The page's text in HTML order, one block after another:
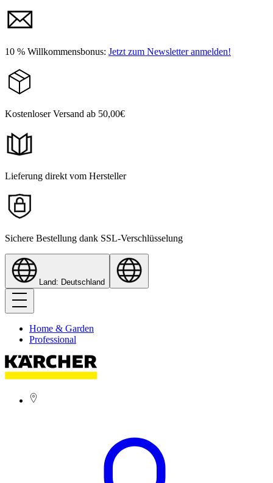
10 % Willkommensbonus: Jetzt zum Newsletter anmelden!
Kostenloser Versand ab 50,00€
Lieferung direkt vom Hersteller
Sichere Bestellung dank SSL-Verschlüsselung
Land: Deutschland
Home & Garden
Professional